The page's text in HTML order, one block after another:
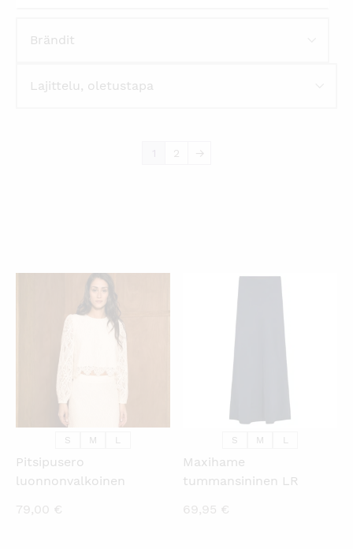
1 2 →
S M L
Pitsipusero
luonnonvalkoinen
79,00 €
S M L
Maxihame
tummansininen LR
69,95 €